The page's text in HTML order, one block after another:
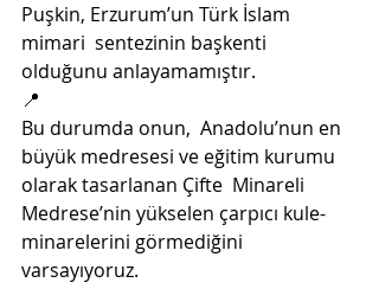
Puşkin, Erzurum’un Türk İslam
mimari  sentezinin başkenti
olduğunu anlayamamıştır.
📍
Bu durumda onun,  Anadolu’nun en
büyük medresesi ve eğitim kurumu
olarak tasarlanan Çifte  Minareli
Medrese’nin yükselen çarpıcı kule-
minarelerini görmediğini
varsayıyoruz.